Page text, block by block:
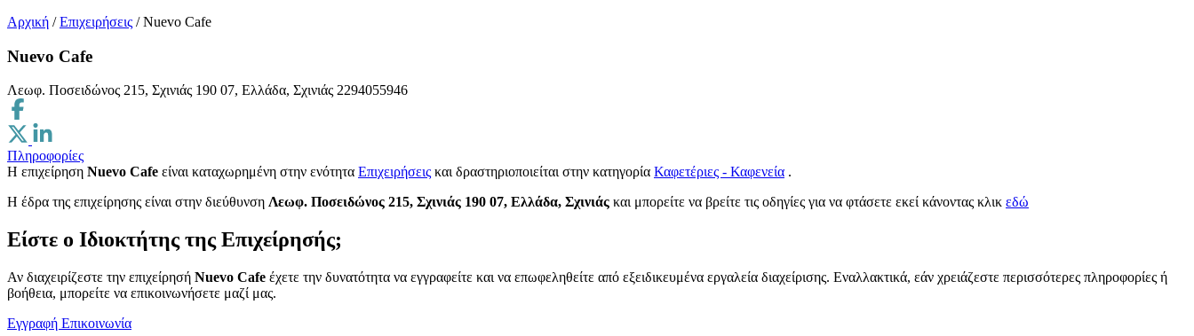
Αρχική / Επιχειρήσεις / Nuevo Cafe
Nuevo Cafe
Λεωφ. Ποσειδώνος 215, Σχινιάς 190 07, Ελλάδα, Σχινιάς 2294055946
Πληροφορίες
Η επιχείρηση Nuevo Cafe είναι καταχωρημένη στην ενότητα Επιχειρήσεις και δραστηριοποιείται στην κατηγορία Καφετέριες - Καφενεία .
H έδρα της επιχείρησης είναι στην διεύθυνση Λεωφ. Ποσειδώνος 215, Σχινιάς 190 07, Ελλάδα, Σχινιάς και μπορείτε να βρείτε τις οδηγίες για να φτάσετε εκεί κάνοντας κλικ εδώ
Είστε ο Ιδιοκτήτης της Επιχείρησής;
Αν διαχειρίζεστε την επιχείρησή Nuevo Cafe έχετε την δυνατότητα να εγγραφείτε και να επωφεληθείτε από εξειδικευμένα εργαλεία διαχείρισης. Εναλλακτικά, εάν χρειάζεστε περισσότερες πληροφορίες ή
βοήθεια, μπορείτε να επικοινωνήσετε μαζί μας.
Εγγραφή Επικοινωνία